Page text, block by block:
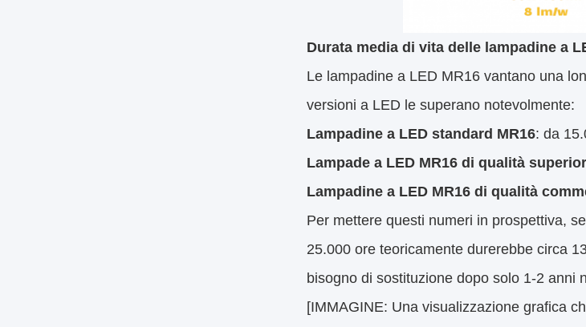
Durata media di vita delle lampadine a
Le lampadine a LED MR16 vantano una
versioni a LED le superano notevolmente:
Lampadine a LED standard MR16: da
Lampade a LED MR16 di qualità
Lampadine a LED MR16 di qualità
Per mettere questi numeri in prospettiva,
25.000 ore teoricamente durerebbe circa
bisogno di sostituzione dopo solo 1-2 anni
[IMMAGINE: Una visualizzazione grafica